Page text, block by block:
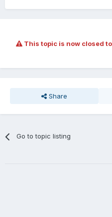
This topic is now closed
Share
Go to topic listing